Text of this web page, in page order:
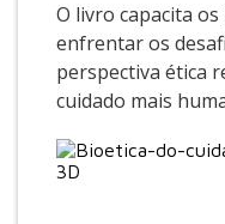
O livro capacita
enfrentar os
perspectiva ética
cuidado mais